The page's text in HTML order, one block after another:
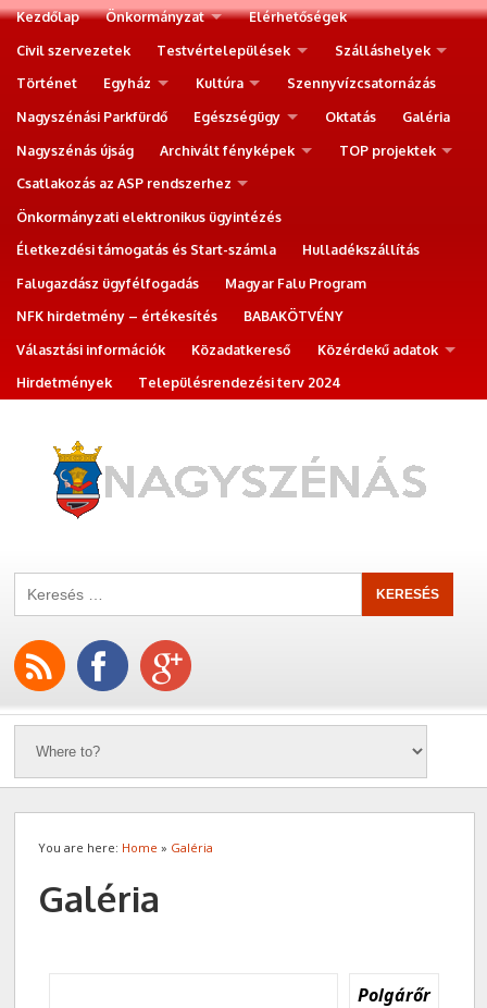
Kezdőlap Önkormányzat
Elérhetőségek
Civil szervezetek
Testvértelepülések
Szálláshelyek
Történet
Egyház Kultúra
Szennyvízcsatornázás
Nagyszénási Parkfürdő
Egészségügy Oktatás
Galéria
Nagyszénás újság
Archivált fényképek
TOP projektek
Csatlakozás az ASP rendszerhez
Önkormányzati elektronikus ügyintézés
Életkezdési támogatás és Start-számla
Hulladékszállítás
Falugazdász ügyfélfogadás
Magyar Falu Program
NFK hirdetmény – értékesítés
BABAKÖTVÉNY
Választási információk
Közadatkereső
Közérdekű adatok
Hirdetmények
Településrendezési terv 2024
You are here: Home » Galéria
Galéria
Polgárőr